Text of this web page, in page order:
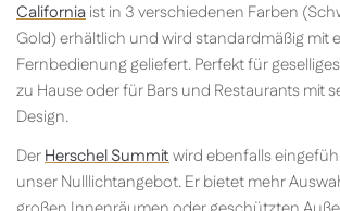
Californiaist in 3 verschiedenen Farben
Gold) erhältlich und wird standardmäßig mit
Fernbedienung geliefert. Perfekt für
zu Hause oder für Bars und Restaurants mit
Design.
DerHerschel Summitwird ebenfalls
unser Nulllichtangebot. Er bietet mehr